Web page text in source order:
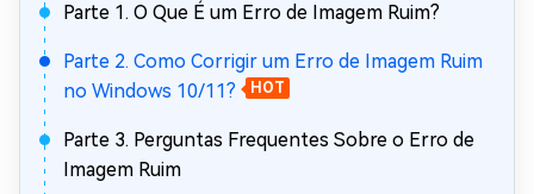
Parte 1. O Que É um Erro de Imagem Ruim?
Parte 2. Como Corrigir um Erro de Imagem Ruim
no Windows 10/11?
HOT
Parte 3. Perguntas Frequentes Sobre o Erro de
Imagem Ruim